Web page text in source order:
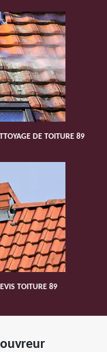
DE TOITURE 89
TOITURE 89